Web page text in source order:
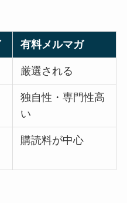
有料メルマガ
厳選される
独自性・専門性高
い
購読料が中心